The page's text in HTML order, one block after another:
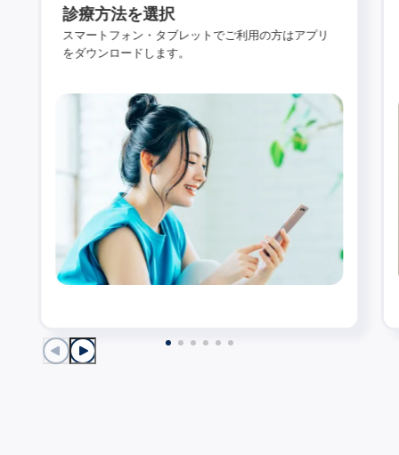
診療方法を選択
スマートフォン・タブレットでご利用の方はアプリ
をダウンロードします。